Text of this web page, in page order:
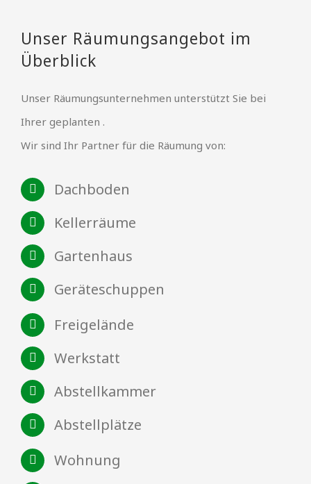
Unser Räumungsangebot im
Überblick
Unser Räumungsunternehmen unterstützt Sie bei
Ihrer geplanten .
Wir sind Ihr Partner für die Räumung von:
Dachboden
Kellerräume
Gartenhaus
Geräteschuppen
Freigelände
Werkstatt
Abstellkammer
Abstellplätze
Wohnung